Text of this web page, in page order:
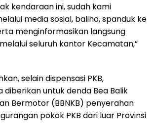
kendaraan ini, sudah kami
media sosial, baliho, spanduk ke
menginformasikan langsung
seluruh kantor Kecamatan,”
selain dispensasi PKB,
diberikan untuk denda Bea Balik
Bermotor (BBNKB) penyerahan
pokok PKB dari luar Provinsi